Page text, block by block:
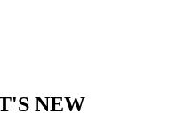
NEW